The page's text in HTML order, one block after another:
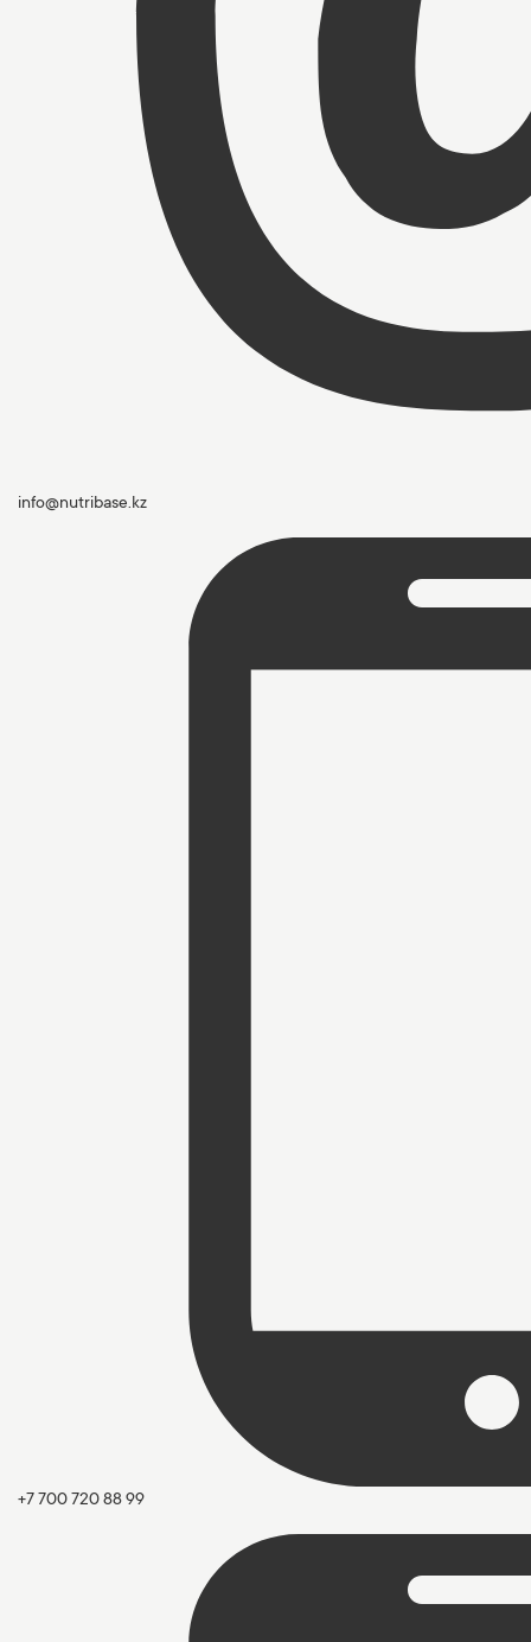
info@nutribase.kz
+7 700 720 88 99